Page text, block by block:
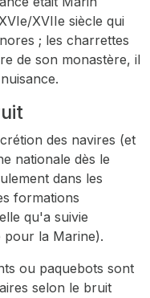
XVIIe siècle qui
; les charrettes
de son monastère, il
des navires (et
nationale dès le
dans les
formations
qu'a suivie
pour la Marine).
ou paquebots sont
selon le bruit